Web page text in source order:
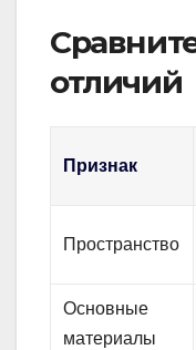
отличий
Признак
Пространство
Основные
материалы